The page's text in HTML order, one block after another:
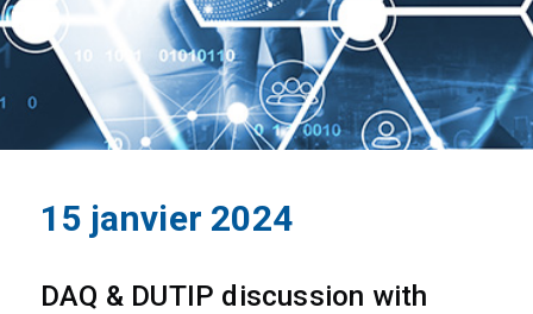
15 janvier 2024
DAQ & DUTIP discussion with